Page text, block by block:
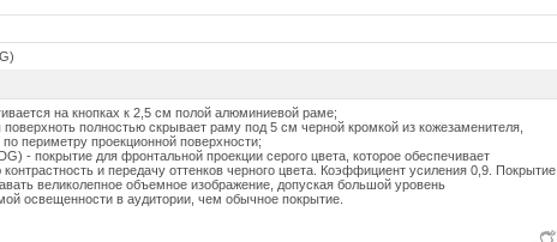
на кнопках к 2,5 см полой алюминиевой раме;
полностью скрывает раму под 5 см черной кромкой из кожезаменителя,
периметру проекционной поверхности;
- покрытие для фронтальной проекции серого цвета, которое обеспечивает
и передачу оттенков черного цвета. Коэффициент усиления 0,9. Покрытие
великолепное объемное изображение, допуская большой уровень
освещенности в аудитории, чем обычное покрытие.